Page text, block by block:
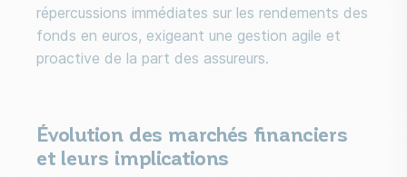
répercussions immédiates sur les rendements des
fonds en euros, exigeant une gestion agile et
proactive de la part des assureurs.
Évolution des marchés financiers
et leurs implications